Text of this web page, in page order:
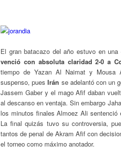
El gran batacazo del año estuvo en
venció con absoluta claridad 2-0 a
tiempo de Yazan Al Naimat y
suspenso, puesIrán se adelantó con un
Jassem Gaber y el mago Afif daban
al descanso en ventaja. Sin embargo
los minutos finales Almoez Ali
La final quizás tuvo su controversia,
tantos de penal de Akram Afif con
el torneo como máximo anotador.